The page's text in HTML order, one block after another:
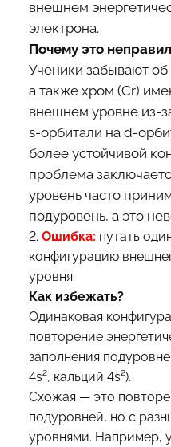
внешнем
электрона.
Почему это
Ученики забывают
а также хром (Cr)
внешнем уровне из-
s-орбитали на d-
более устойчивой
проблема
уровень часто
подуровень, а это
2. Ошибка: путать
конфигурацию
уровня.
Как избежать?
Одинаковая
повторение
заполнения
4s², кальций 4s²).
Схожая — это
подуровней, но с
уровнями. Например,